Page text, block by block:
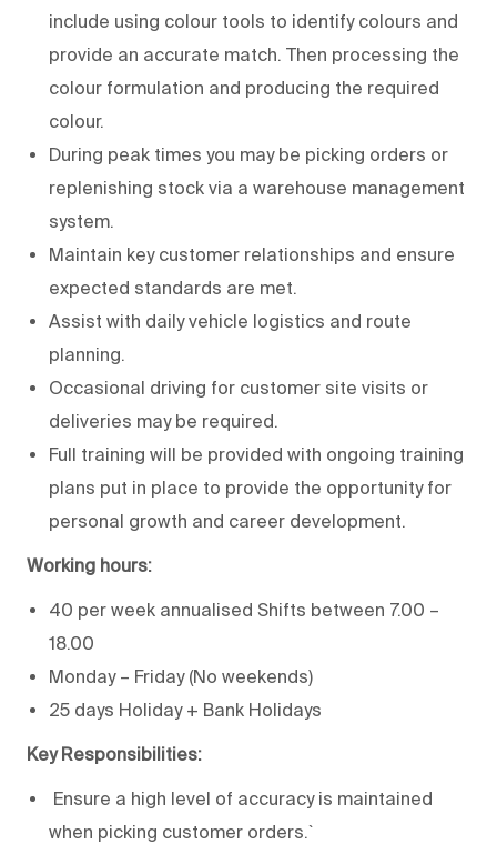
include using colour tools to identify colours and
provide an accurate match. Then processing the
colour formulation and producing the required
colour.
During peak times you may be picking orders or
replenishing stock via a warehouse management
system.
Maintain key customer relationships and ensure
expected standards are met.
Assist with daily vehicle logistics and route
planning.
Occasional driving for customer site visits or
deliveries may be required.
Full training will be provided with ongoing training
plans put in place to provide the opportunity for
personal growth and career development.
Working hours:
40 per week annualised Shifts between 7.00 –
18.00
Monday – Friday (No weekends)
25 days Holiday + Bank Holidays
Key Responsibilities:
Ensure a high level of accuracy is maintained
when picking customer orders.`